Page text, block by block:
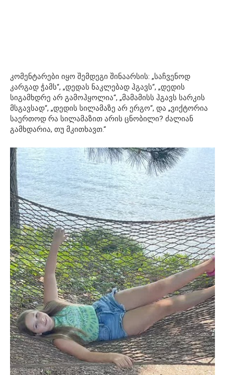
კომენტარები იყო შემდეგი შინაარსის: „საჩვენოდ
კარგად ჭამს“, „დედას ნაკლებად ჰგავს“, „დედის
სიგამხდრე არ გამოჰყოლია“, „მამამისს ჰგავს სარკის
მსგავსად“, „დედის სილამაზე არ ერგო“, და „ვიქტორია
საერთოდ რა სილამაზით არის ცნობილი? ძალიან
გამხდარია, თუ მკითხავთ.“